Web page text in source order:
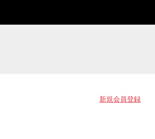
新規会員登録